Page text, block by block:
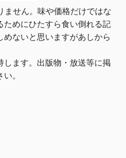
ません。味や価格だけではな
ためにひたすら食い倒れる記
ないと思いますがあしから
ます。出版物・放送等に掲
。